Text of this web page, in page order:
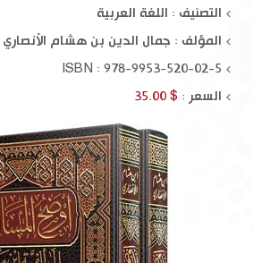
التصنيف : اللغة العربية
المؤلف : جمال الدين بن هشام الأنصاري
ISBN : 978-9953-520-02-5
السعر : $ 35.00